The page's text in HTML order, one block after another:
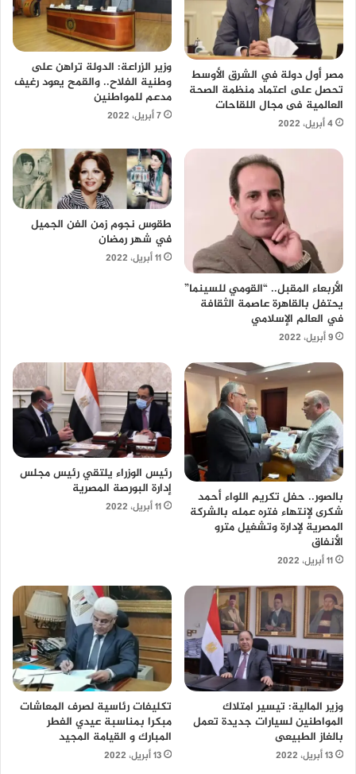
مصر أول دولة في الشرق الأوسط
تحصل على اعتماد منظمة الصحة
العالمية فى مجال اللقاحات
4 أبريل، 2022
وزير الزراعة: الدولة تراهن على
وطنية الفلاح.. والقمح يعود رغيف
مدعم للمواطنين
7 أبريل، 2022
الأربعاء المقبل.. “القومي للسينما”
يحتفل بالقاهرة عاصمة الثقافة
في العالم الإسلامي
9 أبريل، 2022
طقوس نجوم زمن الفن الجميل
في شهر رمضان
11 أبريل، 2022
بالصور.. حفل تكريم اللواء أحمد
شكرى لإنتهاء فتره عمله بالشركة
المصرية لإدارة وتشغيل مترو
الأنفاق
11 أبريل، 2022
رئيس الوزراء يلتقي رئيس مجلس
إدارة البورصة المصرية
11 أبريل، 2022
وزير المالية: تيسير امتلاك
المواطنين لسيارات جديدة تعمل
بالغاز الطبيعى
13 أبريل، 2022
تكليفات رئاسية لصرف المعاشات
مبكرا بمناسبة عيدي الفطر
المبارك و القيامة المجيد
13 أبريل، 2022